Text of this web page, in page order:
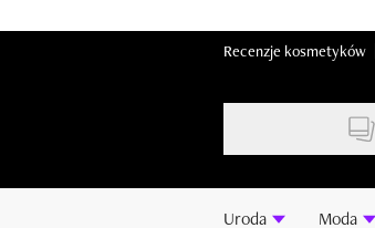
Recenzje kosmetyków
Uroda Moda